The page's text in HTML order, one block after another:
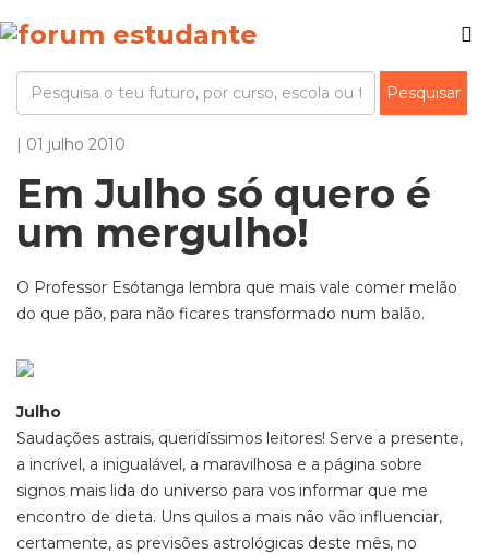
| 01 julho 2010
Em Julho só quero é
um mergulho!
O Professor Esótanga lembra que mais vale comer melão
do que pão, para não ficares transformado num balão.
Julho
Saudações astrais, queridíssimos leitores! Serve a presente,
a incrível, a inigualável, a maravilhosa e a página sobre
signos mais lida do universo para vos informar que me
encontro de dieta. Uns quilos a mais não vão influenciar,
certamente, as previsões astrológicas deste mês, no